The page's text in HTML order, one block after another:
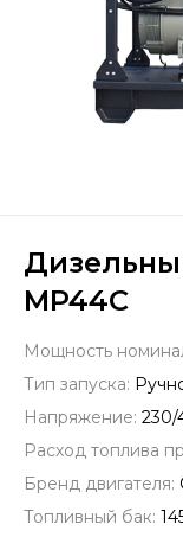
MP44C
Мощность
Тип запуска:
Напряжение:
Расход топлива
Бренд двигателя:
Топливный бак: